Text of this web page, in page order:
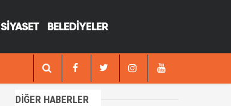
SİYASET BELEDİYELER
12:17 Suruçta kanlı infaz; Önce eşini
DİĞER HABERLER